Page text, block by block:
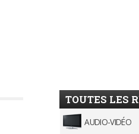
TOUTES LES
AUDIO-VIDÉO